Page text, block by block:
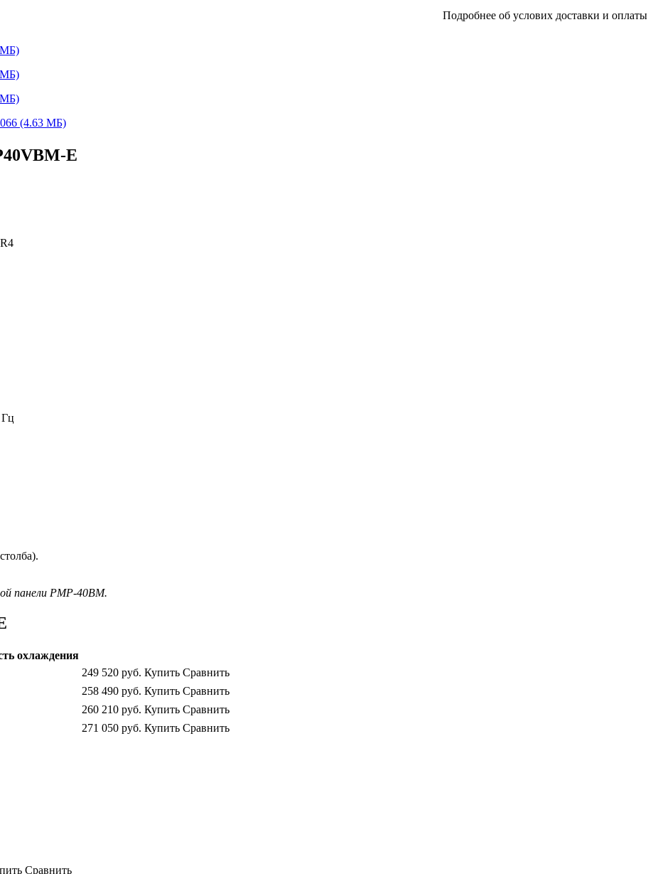
Подробнее об услових доставки и оплаты
МБ)
МБ)
МБ)
(4.63 МБ)
E
панели PMP-40BM.
охлаждения
249 520 руб. Купить Сравнить
258 490 руб. Купить Сравнить
260 210 руб. Купить Сравнить
271 050 руб. Купить Сравнить
Сравнить